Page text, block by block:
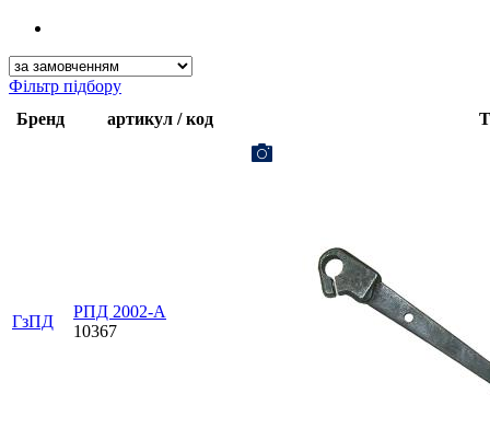
Фільтр підбору
Бренд
артикул / код
ГзПД
РПД 2002-А
10367